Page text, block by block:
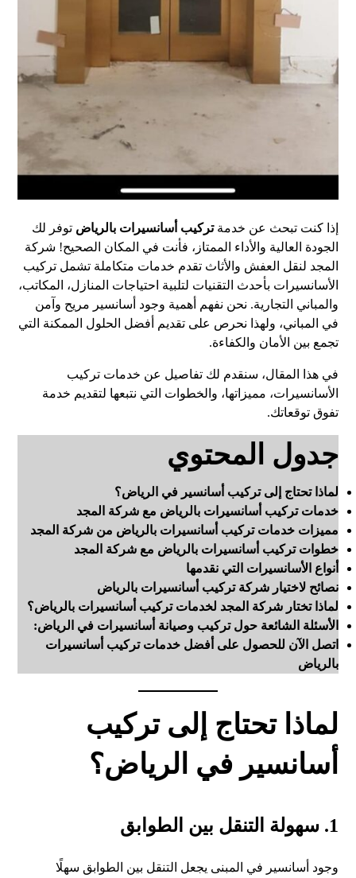
إذا كنت تبحث عن خدمةتركيب أسانسيرات بالرياض توفر لك
الجودة العالية والأداء الممتاز، فأنت في المكان الصحيح! شركة
المجد لنقل العفش والأثاث تقدم خدمات متكاملة تشمل تركيب
الأسانسيرات بأحدث التقنيات لتلبية احتياجات المنازل، المكاتب،
والمباني التجارية. نحن نفهم أهمية وجود أسانسير مريح وآمن
في المباني، ولهذا نحرص على تقديم أفضل الحلول الممكنة التي
تجمع بين الأمان والكفاءة.
في هذا المقال، سنقدم لك تفاصيل عن خدمات تركيب
الأسانسيرات، مميزاتها، والخطوات التي نتبعها لتقديم خدمة
تفوق توقعاتك.
جدول المحتوي
لماذا تحتاج إلى تركيب أسانسير في الرياض؟
خدمات تركيب أسانسيرات بالرياض مع شركة المجد
مميزات خدمات تركيب أسانسيرات بالرياض من شركة المجد
خطوات تركيب أسانسيرات بالرياض مع شركة المجد
أنواع الأسانسيرات التي نقدمها
نصائح لاختيار شركة تركيب أسانسيرات بالرياض
لماذا تختار شركة المجد لخدمات تركيب أسانسيرات بالرياض؟
الأسئلة الشائعة حول تركيب وصيانة أسانسيرات في الرياض:
اتصل الآن للحصول على أفضل خدمات تركيب أسانسيرات
بالرياض
لماذا تحتاج إلى تركيب
أسانسير في الرياض؟
1. سهولة التنقل بين الطوابق
وجود أسانسير في المبنى يجعل التنقل بين الطوابق سهلًا